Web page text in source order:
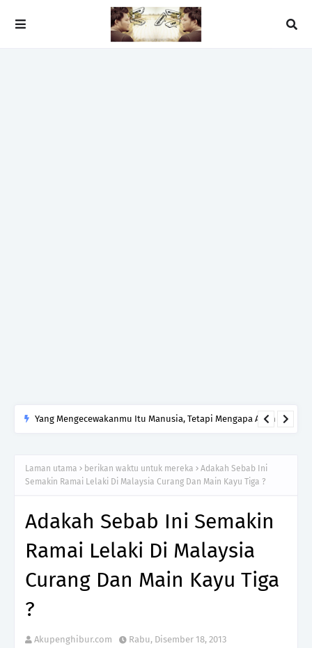
Yang Mengecewakanmu Itu Manusia, Tetapi Mengapa Allah
Laman utama berikan waktu untuk mereka
Adakah Sebab Ini
Semakin Ramai Lelaki Di Malaysia Curang Dan Main Kayu Tiga ?
Adakah Sebab Ini Semakin
Ramai Lelaki Di Malaysia
Curang Dan Main Kayu Tiga
?
Akupenghibur.com Rabu, Disember 18, 2013